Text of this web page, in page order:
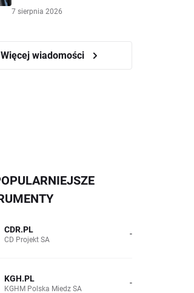
7 sierpnia 2026
Więcej wiadomości
CDR.PL
CD Projekt SA -
KGH.PL
KGHM Polska Miedz SA -